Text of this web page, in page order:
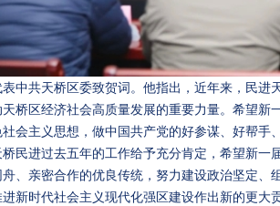
中共天桥区委致贺词。他指出，近年来，民
天桥区经济社会高质量发展的重要力量。希望
会主义思想，做中国共产党的好参谋、好帮手
桥民进过去五年的工作给予充分肯定，希望新
、亲密合作的优良传统，努力建设政治坚定
新时代社会主义现代化强区建设作出新的更大